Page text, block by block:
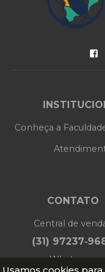
Conheça a
CONTATO
Central de
(31)
Whatsapp